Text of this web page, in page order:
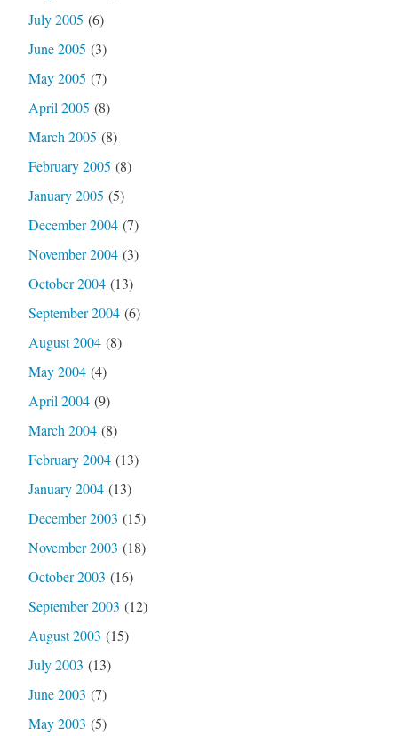
July 2005 (6)
June 2005 (3)
May 2005 (7)
April 2005 (8)
March 2005 (8)
February 2005 (8)
January 2005 (5)
December 2004(7)
November 2004(3)
October 2004(13)
September 2004(6)
August 2004(8)
May 2004(4)
April 2004(9)
March 2004(8)
February 2004(13)
January 2004(13)
December 2003 (15)
November 2003 (18)
October 2003 (16)
September 2003 (12)
August 2003 (15)
July 2003 (13)
June 2003 (7)
May 2003 (5)